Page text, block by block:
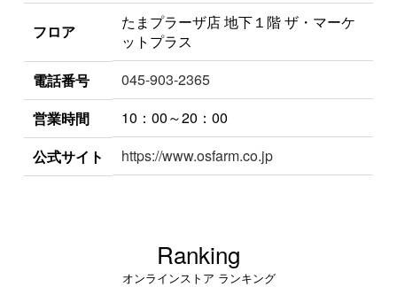
フロア
たまプラーザ店 地下１階 ザ・マーケ
ットプラス
電話番号
045-903-2365
営業時間
10：00～20：00
公式サイト
https://www.osfarm.co.jp
Ranking
オンラインストア ランキング